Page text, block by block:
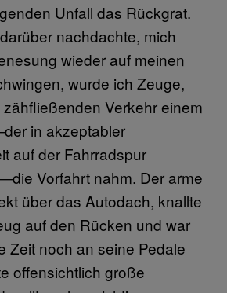
Unfall das Rückgrat.
nachdachte, mich
wieder auf meinen
wurde ich Zeuge,
Verkehr einem
in akzeptabler
auf der Fahrradspur
Vorfahrt nahm. Der arme
über das Autodach, knallte
auf den Rücken und war
Zeit noch an seine Pedale
offensichtlich große